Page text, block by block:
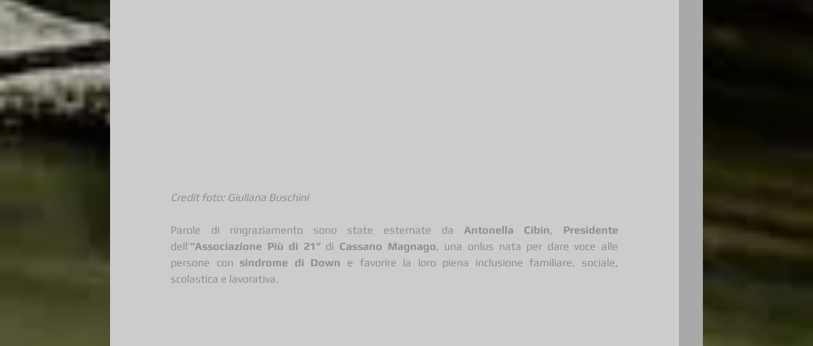
Credit foto: Giuliana Buschini
Parole di ringraziamento sono state esternate da Antonella Cibin, Presidente
dell’”Associazione Più di 21” di Cassano Magnago, una onlus nata per dare voce alle
persone con sindrome di Down e favorire la loro piena inclusione familiare, sociale,
scolastica e lavorativa.